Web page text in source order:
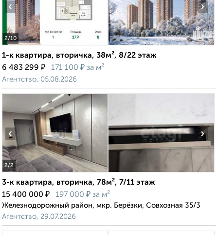
2/10
‹ ›
1-к квартира, вторичка, 38м², 8/22 этаж
6 483 299 ₽ 171 100 ₽ за м²
Агентство, 05.08.2026
2/2
‹ ›
3-к квартира, вторичка, 78м², 7/11 этаж
15 400 000 ₽ 197 000 ₽ за м²
Железнодорожный район, мкр. Берёзки, Совхозная 35/3
Агентство, 29.07.2026